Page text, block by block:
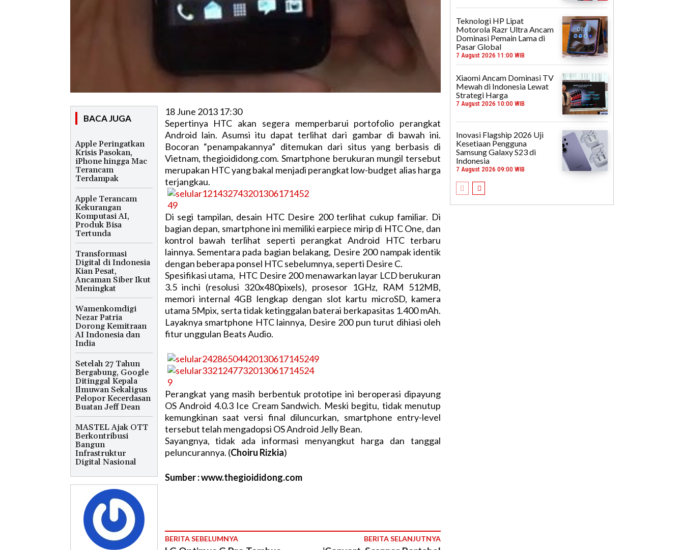
BACA JUGA
Apple Peringatkan
Krisis Pasokan,
iPhone hingga Mac
Terancam
Terdampak
Apple Terancam
Kekurangan
Komputasi AI,
Produk Bisa
Tertunda
Transformasi
Digital di Indonesia
Kian Pesat,
Ancaman Siber Ikut
Meningkat
Wamenkomdigi
Nezar Patria
Dorong Kemitraan
AI Indonesia dan
India
Setelah 27 Tahun
Bergabung, Google
Ditinggal Kepala
Ilmuwan Sekaligus
Pelopor Kecerdasan
Buatan Jeff Dean
MASTEL Ajak OTT
Berkontribusi
Bangun
Infrastruktur
Digital Nasional
18 June 2013 17:30
Sepertinya HTC akan segera memperbarui portofolio perangkat
Android lain. Asumsi itu dapat terlihat dari gambar di bawah ini.
Bocoran “penampakannya” ditemukan dari situs yang berbasis di
Vietnam, thegioididong.com. Smartphone berukuran mungil tersebut
merupakan HTC yang bakal menjadi perangkat low-budget alias harga
terjangkau.
Di segi tampilan, desain HTC Desire 200 terlihat cukup familiar. Di
bagian depan, smartphone ini memiliki earpiece mirip di HTC One, dan
kontrol bawah terlihat seperti perangkat Android HTC terbaru
lainnya. Sementara pada bagian belakang, Desire 200 nampak identik
dengan beberapa ponsel HTC sebelumnya, seperti Desire C.
Spesifikasi utama, HTC Desire 200 menawarkan layar LCD berukuran
3.5 inchi (resolusi 320x480pixels), prosesor 1GHz, RAM 512MB,
memori internal 4GB lengkap dengan slot kartu microSD, kamera
utama 5Mpix, serta tidak ketinggalan baterai berkapasitas 1.400 mAh.
Layaknya smartphone HTC lainnya, Desire 200 pun turut dihiasi oleh
fitur unggulan Beats Audio.
Perangkat yang masih berbentuk prototipe ini beroperasi dipayung
OS Android 4.0.3 Ice Cream Sandwich. Meski begitu, tidak menutup
kemungkinan saat versi final diluncurkan, smartphone entry-level
tersebut telah mengadopsi OS Android Jelly Bean.
Sayangnya, tidak ada informasi menyangkut harga dan tanggal
peluncurannya. (Choiru Rizkia)
Sumber : www.thegioididong.com
BERITA SEBELUMNYA BERITA SELANJUTNYA
Teknologi HP Lipat
Motorola Razr Ultra Ancam
Dominasi Pemain Lama di
Pasar Global
7 August 2026 11:00 WIB
Xiaomi Ancam Dominasi TV
Mewah di Indonesia Lewat
Strategi Harga
7 August 2026 10:00 WIB
Inovasi Flagship 2026 Uji
Kesetiaan Pengguna
Samsung Galaxy S23 di
Indonesia
7 August 2026 09:00 WIB